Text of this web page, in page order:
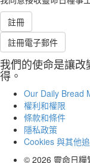
註冊
註冊電子郵件
我們的使命是讓
得。
Our Daily Bread
權利和權限
條款和條件
隱私政策
Cookies 與其他
© 2026 靈命日糧